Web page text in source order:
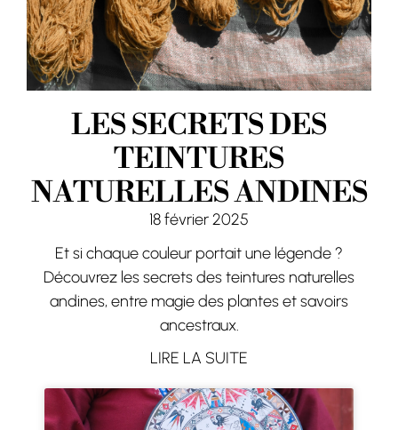
LES SECRETS DES
TEINTURES
NATURELLES ANDINES
18 février 2025
Et si chaque couleur portait une légende ?
Découvrez les secrets des teintures naturelles
andines, entre magie des plantes et savoirs
ancestraux.
LIRE LA SUITE